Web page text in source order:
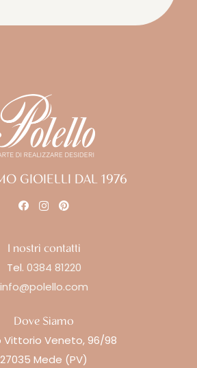
GIOIELLI DAL 1976
I nostri contatti
Tel. 0384 81220
info@polello.com
Dove Siamo
Vittorio Veneto, 96/98
27035 Mede (PV)